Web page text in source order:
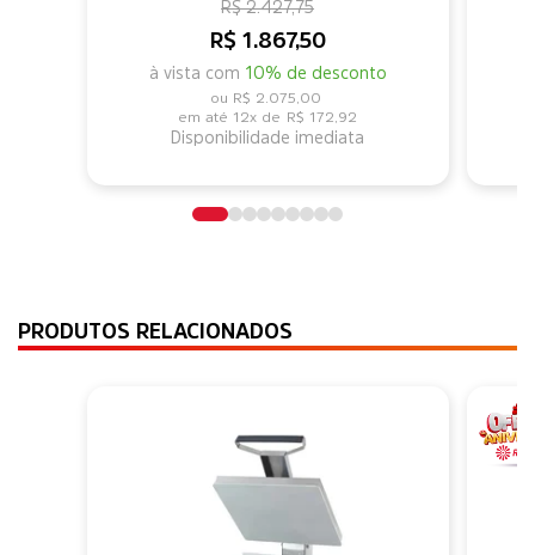
R$ 1.867,50
à vista com 10% de desconto
R$ 2.427,75
R$ 2.075,00
12x de R$ 172,92
Disponibilidade imediata
PRODUTOS RELACIONADOS